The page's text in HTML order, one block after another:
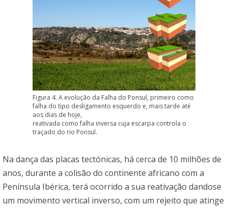
Figura 4. A evolução da Falha do Ponsul, primeiro como
falha do tipo desligamento esquerdo e, mais tarde até
aos dias de hoje,
reativada como falha inversa cuja escarpa controla o
traçado do rio Ponsul.
Na dança das placas tectónicas, há cerca de 10 milhões de
anos, durante a colisão do continente africano com a
Península Ibérica, terá ocorrido a sua reativação dandose
um movimento vertical inverso, com um rejeito que atinge